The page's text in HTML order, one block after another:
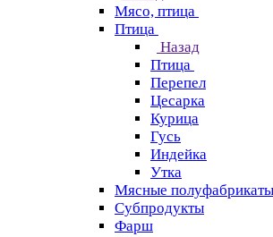
Мясо, птица
Птица
Назад
Птица
Перепел
Цесарка
Курица
Гусь
Индейка
Утка
Мясные полуфабрикаты
Субпродукты
Фарш